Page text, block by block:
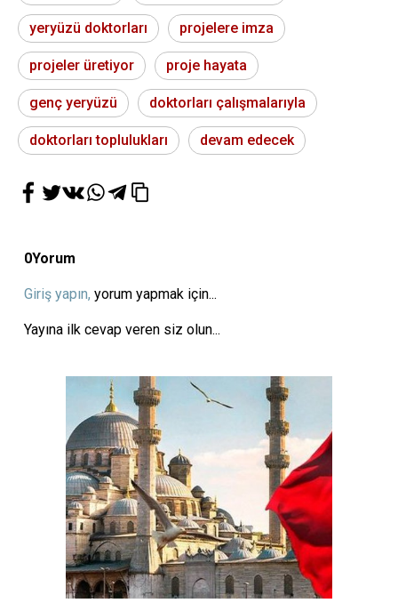
yeryüzü doktorları projelere imza
projeler üretiyor proje hayata
genç yeryüzü doktorları çalışmalarıyla
doktorları toplulukları devam edecek
0Yorum
Giriş yapın, yorum yapmak için...
Yayına ilk cevap veren siz olun...